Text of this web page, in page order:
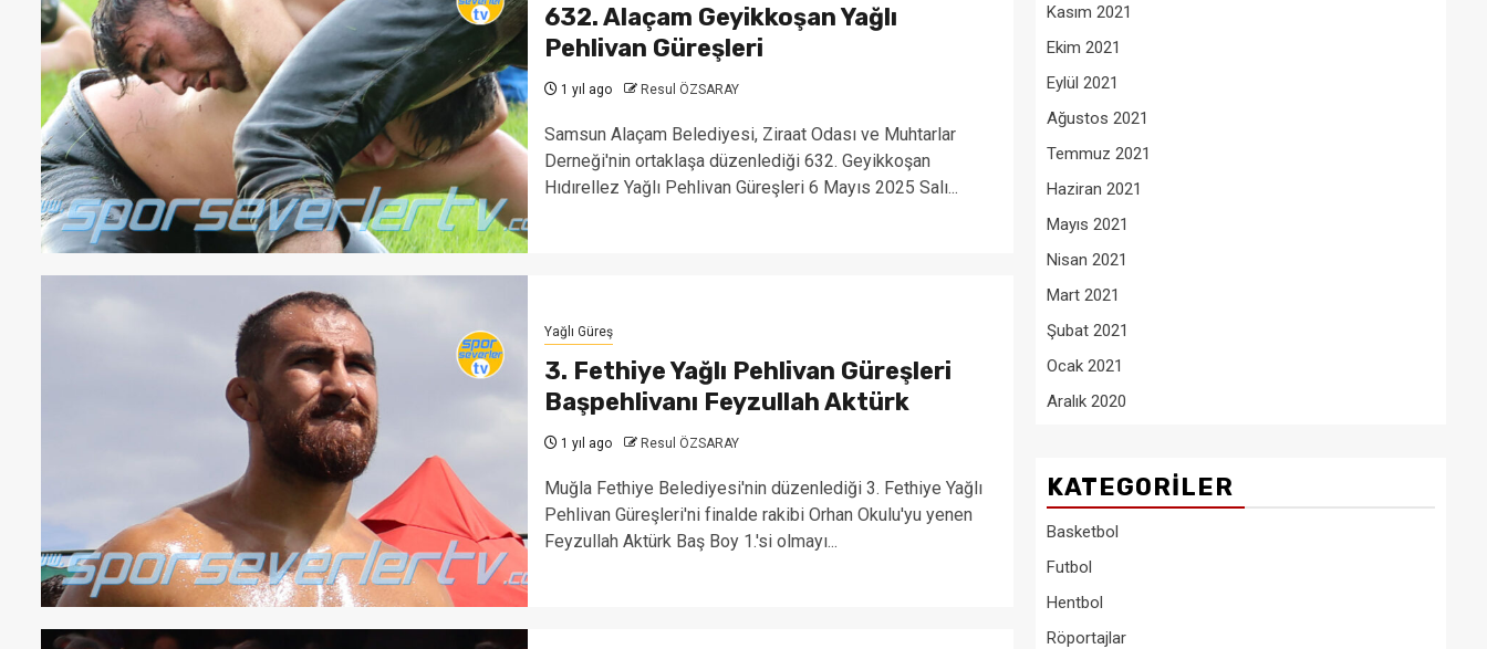
632. Alaçam Geyikkoşan Yağlı
Pehlivan Güreşleri
1 yıl ago Resul ÖZSARAY
Samsun Alaçam Belediyesi, Ziraat Odası ve Muhtarlar
Derneği'nin ortaklaşa düzenlediği 632. Geyikkoşan
Hıdırellez Yağlı Pehlivan Güreşleri 6 Mayıs 2025 Salı...
Yağlı Güreş
3. Fethiye Yağlı Pehlivan Güreşleri
Başpehlivanı Feyzullah Aktürk
1 yıl ago Resul ÖZSARAY
Muğla Fethiye Belediyesi'nin düzenlediği 3. Fethiye Yağlı
Pehlivan Güreşleri'ni finalde rakibi Orhan Okulu'yu yenen
Feyzullah Aktürk Baş Boy 1.'si olmayı...
Kasım 2021
Ekim 2021
Eylül 2021
Ağustos 2021
Temmuz 2021
Haziran 2021
Mayıs 2021
Nisan 2021
Mart 2021
Şubat 2021
Ocak 2021
Aralık 2020
KATEGORILER
Basketbol
Futbol
Hentbol
Röportajlar